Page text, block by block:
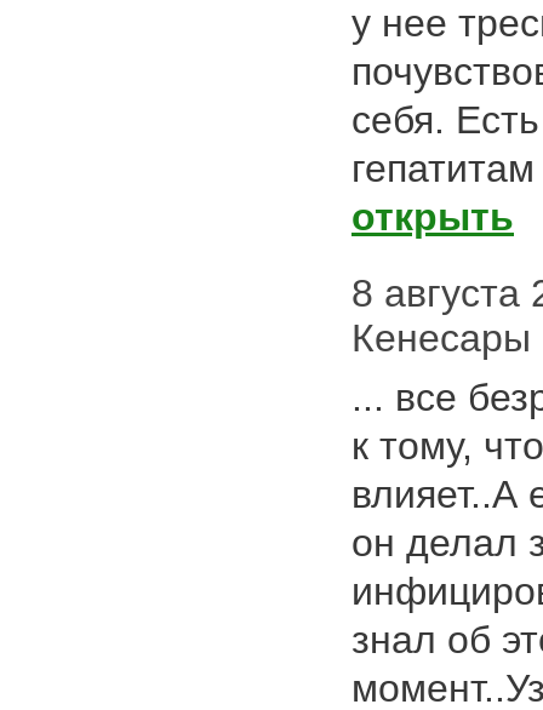
у нее
себя.
открыть
8 августа
Кенесары
... все
к тому,
влияет..А
он делал
знал об